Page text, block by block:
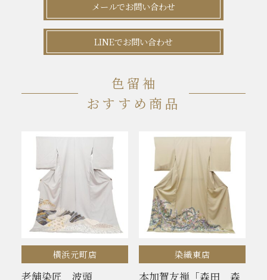
メールでお問い合わせ
LINEでお問い合わせ
色留袖
おすすめ商品
横浜元町店
老舗染匠 波頭
染織東店
本加賀友禅「森田 森